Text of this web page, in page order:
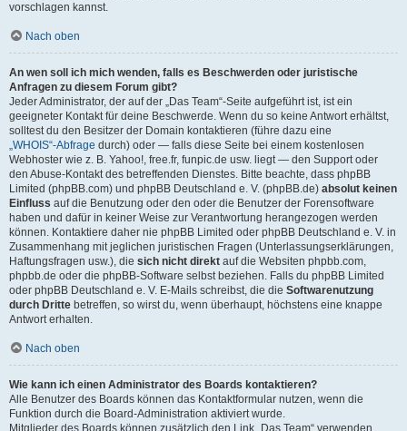
vorschlagen kannst.
Nach oben
An wen soll ich mich wenden, falls es Beschwerden oder juristische
Anfragen zu diesem Forum gibt?
Jeder Administrator, der auf der „Das Team“-Seite aufgeführt ist, ist ein
geeigneter Kontakt für deine Beschwerde. Wenn du so keine Antwort erhältst,
solltest du den Besitzer der Domain kontaktieren (führe dazu eine
„WHOIS“-Abfrage durch) oder — falls diese Seite bei einem kostenlosen
Webhoster wie z. B. Yahoo!, free.fr, funpic.de usw. liegt — den Support oder
den Abuse-Kontakt des betreffenden Dienstes. Bitte beachte, dass phpBB
Limited (phpBB.com) und phpBB Deutschland e. V. (phpBB.de) absolut keinen
Einfluss auf die Benutzung oder den oder die Benutzer der Forensoftware
haben und dafür in keiner Weise zur Verantwortung herangezogen werden
können. Kontaktiere daher nie phpBB Limited oder phpBB Deutschland e. V. in
Zusammenhang mit jeglichen juristischen Fragen (Unterlassungserklärungen,
Haftungsfragen usw.), die sich nicht direkt auf die Websiten phpbb.com,
phpbb.de oder die phpBB-Software selbst beziehen. Falls du phpBB Limited
oder phpBB Deutschland e. V. E-Mails schreibst, die die Softwarenutzung
durch Dritte betreffen, so wirst du, wenn überhaupt, höchstens eine knappe
Antwort erhalten.
Nach oben
Wie kann ich einen Administrator des Boards kontaktieren?
Alle Benutzer des Boards können das Kontaktformular nutzen, wenn die
Funktion durch die Board-Administration aktiviert wurde.
Mitglieder des Boards können zusätzlich den Link „Das Team“ verwenden.